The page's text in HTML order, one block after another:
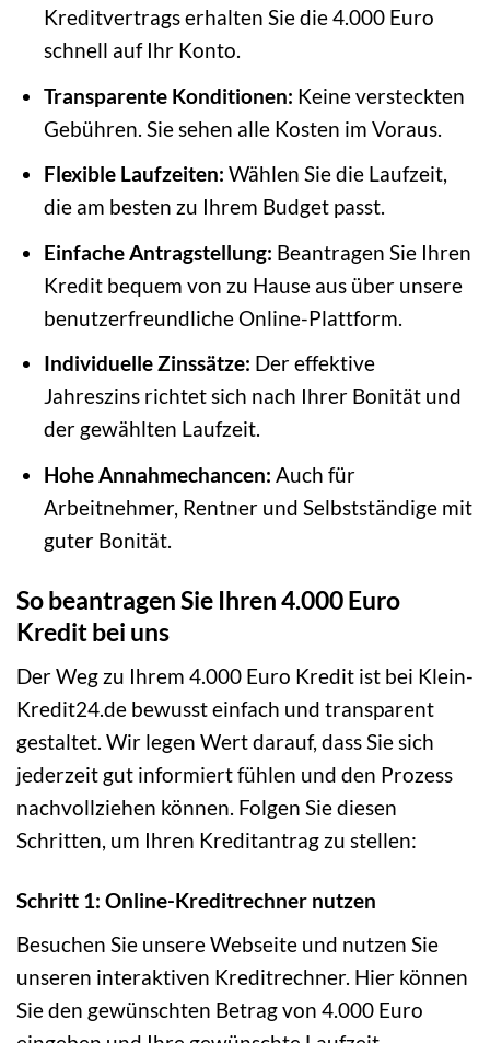
Kreditvertrags erhalten Sie die 4.000 Euro
schnell auf Ihr Konto.
Transparente Konditionen: Keine versteckten
Gebühren. Sie sehen alle Kosten im Voraus.
Flexible Laufzeiten: Wählen Sie die Laufzeit,
die am besten zu Ihrem Budget passt.
Einfache Antragstellung: Beantragen Sie Ihren
Kredit bequem von zu Hause aus über unsere
benutzerfreundliche Online-Plattform.
Individuelle Zinssätze: Der effektive
Jahreszins richtet sich nach Ihrer Bonität und
der gewählten Laufzeit.
Hohe Annahmechancen: Auch für
Arbeitnehmer, Rentner und Selbstständige mit
guter Bonität.
So beantragen Sie Ihren 4.000 Euro
Kredit bei uns
Der Weg zu Ihrem 4.000 Euro Kredit ist bei Klein-
Kredit24.de bewusst einfach und transparent
gestaltet. Wir legen Wert darauf, dass Sie sich
jederzeit gut informiert fühlen und den Prozess
nachvollziehen können. Folgen Sie diesen
Schritten, um Ihren Kreditantrag zu stellen:
Schritt 1: Online-Kreditrechner nutzen
Besuchen Sie unsere Webseite und nutzen Sie
unseren interaktiven Kreditrechner. Hier können
Sie den gewünschten Betrag von 4.000 Euro